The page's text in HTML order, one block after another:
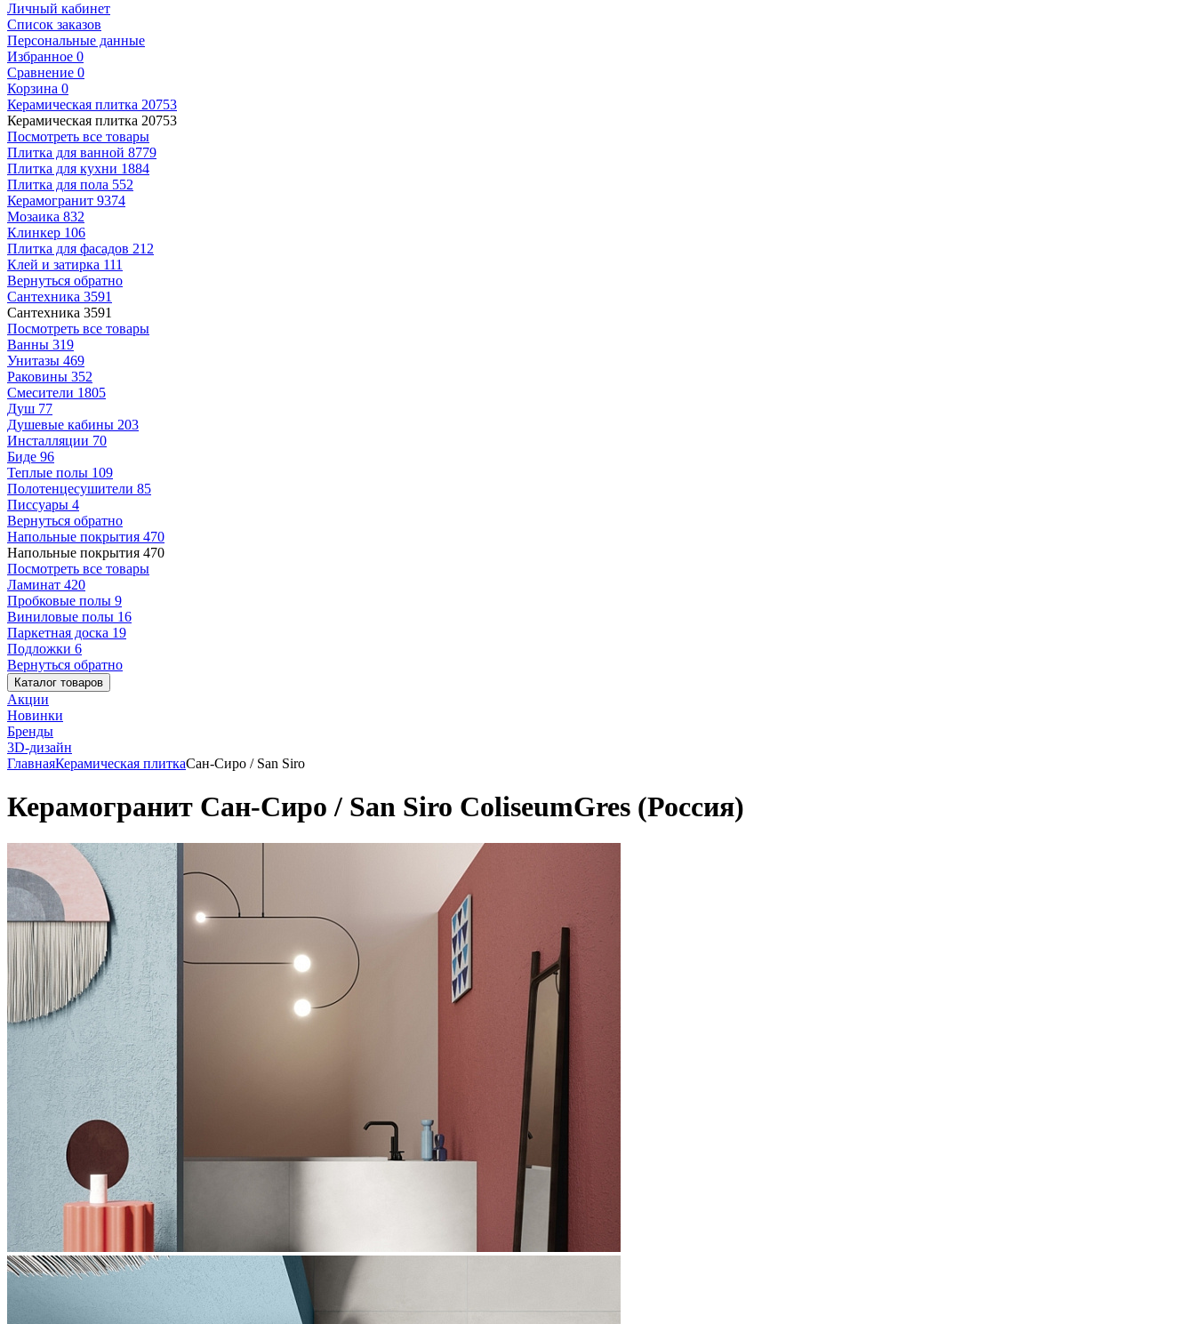
Личный кабинет
Список заказов
Персональные данные
Избранное 0
Сравнение 0
Корзина 0
Керамическая плитка 20753
Керамическая плитка 20753
Посмотреть все товары
Плитка для ванной 8779
Плитка для кухни 1884
Плитка для пола 552
Керамогранит 9374
Мозаика 832
Клинкер 106
Плитка для фасадов 212
Клей и затирка 111
Вернуться обратно
Сантехника 3591
Сантехника 3591
Посмотреть все товары
Ванны 319
Унитазы 469
Раковины 352
Смесители 1805
Душ 77
Душевые кабины 203
Инсталляции 70
Биде 96
Теплые полы 109
Полотенцесушители 85
Писсуары 4
Вернуться обратно
Напольные покрытия 470
Напольные покрытия 470
Посмотреть все товары
Ламинат 420
Пробковые полы 9
Виниловые полы 16
Паркетная доска 19
Подложки 6
Вернуться обратно
Каталог товаров
Акции
Новинки
Бренды
3D-дизайн
ГлавнаяКерамическая плиткаСан-Сиро / San Siro
Керамогранит Сан-Сиро / San Siro ColiseumGres (Россия)